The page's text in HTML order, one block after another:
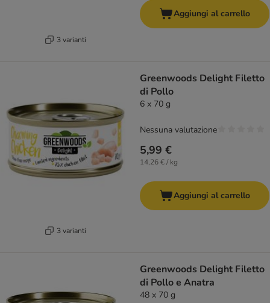
3 varianti
Aggiungi al carrello
3 varianti
Greenwoods Delight Filetto
di Pollo
6 x 70 g
5,99 €
14,26 € / kg
Nessuna valutazione
Aggiungi al carrello
Greenwoods Delight Filetto
di Pollo e Anatra
48 x 70 g